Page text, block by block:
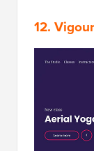
12. Vigour